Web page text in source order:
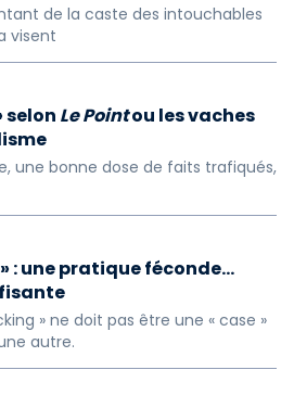
de la caste des intouchables
visent
selon Le Pointou les vaches
une bonne dose de faits trafiqués,
: une pratique féconde...
» ne doit pas être une « case »
autre.